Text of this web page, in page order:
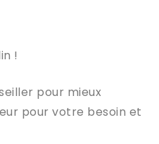
!
pour mieux
pour votre besoin et